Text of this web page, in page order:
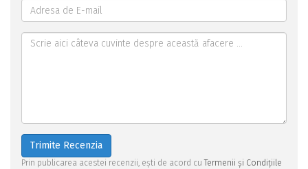
Trimite Recenzia
Prin publicarea acestei recenzii, ești de acord cuTermenii și Condițiile